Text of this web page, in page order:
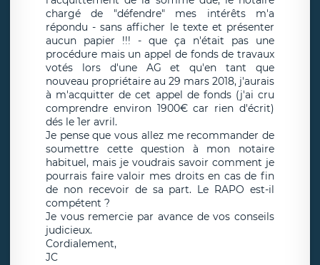
chargé de "défendre" mes intérêts m'a
répondu - sans afficher le texte et présenter
aucun papier !!! - que ça n'était pas une
procédure mais un appel de fonds de travaux
votés lors d'une AG et qu'en tant que
nouveau propriétaire au 29 mars 2018, j'aurais
à m'acquitter de cet appel de fonds (j'ai cru
comprendre environ 1900€ car rien d'écrit)
dés le 1er avril.
Je pense que vous allez me recommander de
soumettre cette question à mon notaire
habituel, mais je voudrais savoir comment je
pourrais faire valoir mes droits en cas de fin
de non recevoir de sa part. Le RAPO est-il
compétent ?
Je vous remercie par avance de vos conseils
judicieux.
Cordialement,
JC